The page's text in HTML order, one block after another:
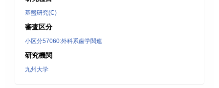
基盤研究(C)
審査区分
小区分57060:外科系歯学関連
研究機関
九州大学